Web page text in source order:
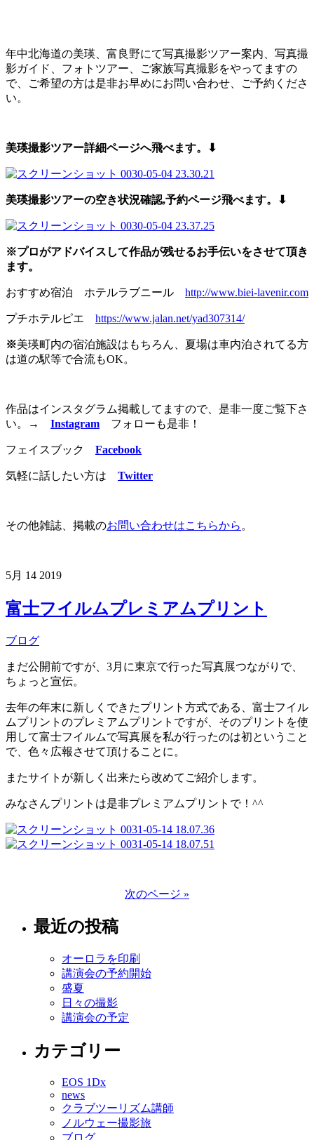
年中北海道の美瑛、富良野にて写真撮影ツアー案内、写真撮
影ガイド、フォトツアー、ご家族写真撮影をやってますの
で、ご希望の方は是非お早めにお問い合わせ、ご予約くださ
い。
美瑛撮影ツアー詳細ページへ飛べます。⬇︎
美瑛撮影ツアーの空き状況確認,予約ページ飛べます。⬇︎
※プロがアドバイスして作品が残せるお手伝いをさせて頂き
ます。
おすすめ宿泊 ホテルラブニール http://www.biei-lavenir.com
プチホテルピエ https://www.jalan.net/yad307314/
※美瑛町内の宿泊施設はもちろん、夏場は車内泊されてる方
は道の駅等で合流もOK。
作品はインスタグラム掲載してますので、是非一度ご覧下さ
い。
→ Instagram フォローも是非！
フェイスブック Facebook
気軽に話したい方は Twitter
その他雑誌、掲載のお問い合わせはこちらから 。
5月 14 2019
富士フイルムプレミアムプリント
ブログ
まだ公開前ですが、3月に東京で行った写真展つながりで、
ちょっと宣伝。
去年の年末に新しくできたプリント方式である、富士フイル
ムプリントのプレミアムプリントですが、そのプリントを使
用して富士フイルムで写真展を私が行ったのは初ということ
で、色々広報させて頂けることに。
またサイトが新しく出来たら改めてご紹介します。
みなさんプリントは是非プレミアムプリントで！^^
次のページ »
最近の投稿
オーロラを印刷
講演会の予約開始
盛夏
日々の撮影
講演会の予定
カテゴリー
EOS 1Dx
news
クラブツーリズム講師
ノルウェー撮影旅